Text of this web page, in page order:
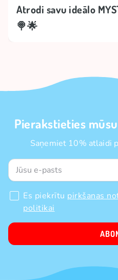
Atrodi savu ideālo
🍭🌟
Pierakstieties
Saņemiet 10% atlaidi
Es piekrītu pirkšanas
politikai